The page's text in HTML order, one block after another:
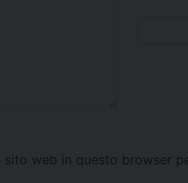
sito web in questo browser